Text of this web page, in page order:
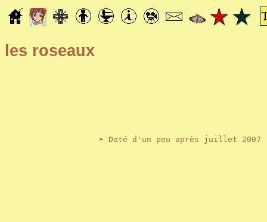
les roseaux
➤ Daté d'un peu après juillet 2007